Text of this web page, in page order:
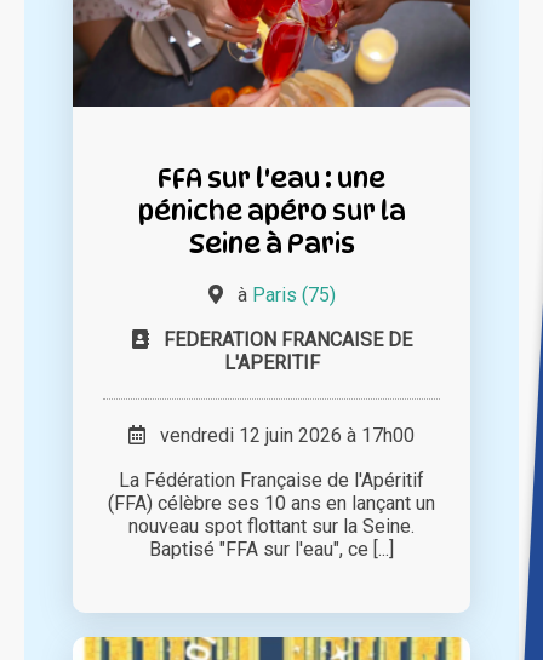
FFA sur l'eau : une
péniche apéro sur la
Seine à Paris
à Paris (75)
FEDERATION FRANCAISE DE
L'APERITIF
vendredi 12 juin 2026 à 17h00
La Fédération Française de l'Apéritif
(FFA) célèbre ses 10 ans en lançant un
nouveau spot flottant sur la Seine.
Baptisé "FFA sur l'eau", ce [...]